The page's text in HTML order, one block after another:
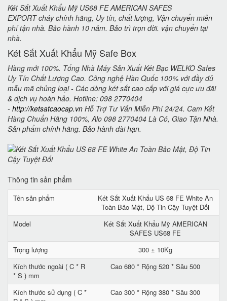
Két Sắt Xuất Khẩu Mỹ US68 FE AMERICAN SAFES
EXPORT cháy chính hãng, Uy tín, chất lượng, Vận chuyển miễn
phí tận nhà. Bảo hành 10 năm. Bảo trì trọn đời. vận chuyển tại
nhà.
Két Sắt Xuất Khẩu Mỹ Safe Box
Hàng mới 100%. Tổng Nhà Máy Sản Xuất Két Bạc WELKO Safes
Uy Tín Chất Lượng Cao. Công nghệ Hàn Quốc 100% với đầy đủ
mẫu mã chủng loại - Các dòng két sắt cao cấp với giá cực ưu đãi
& dịch vụ hoàn hảo. Hotline: 098 2770404
- http://ketsatcaocap.vn Hỗ Trợ Tư Vấn Miễn Phí 24/24. Cam Kết
Hàng Chuẩn Hãng 100%, Alo 098 2770404 Là Có, Giao Tận Nhà.
Sản phẩm chính hãng. Bảo hành dài hạn.
Thông tin sản phẩm
Tên sản phẩm
Két Sắt Xuất Khẩu US 68 FE White An
Toàn Bảo Mật, Độ Tin Cậy Tuyệt Đối
Model
Két Sắt Xuất Khẩu Mỹ AMERICAN
SAFES US68 FE
Trọng lượng
300 ± 10Kg
Kích thước ngoài ( C * R
* S ) mm
Cao 680 * Rộng 520 * Sâu 500
Kích thước sử dụng ( C *
Cao 300 * Rộng 380 * Sâu 300